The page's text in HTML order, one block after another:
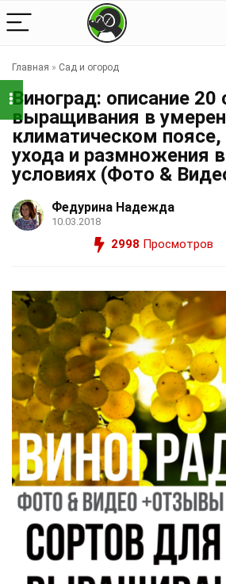
Главная » Сад и огород
Виноград: описание 20
выращивания в
климатическом поясе,
ухода и размножения
условиях (Фото &
Федурина Надежда
10.03.2018
2998 Просмотров